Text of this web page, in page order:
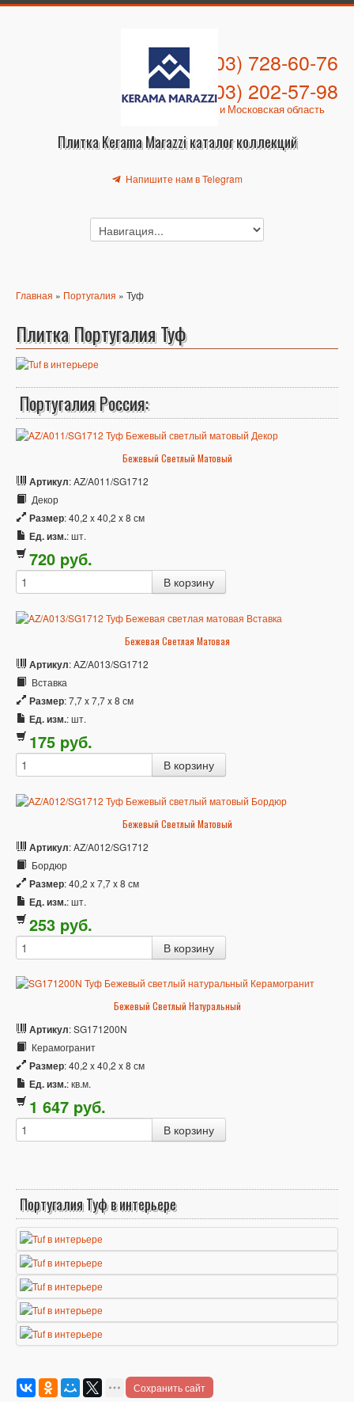
Плитка Kerama Marazzi каталог коллекций
+7 (903) 728-60-76
+7 (903) 202-57-98
Москва и Московская область
Напишите нам в Telegram
Главная » Португалия » Туф
Плитка Португалия Туф
Португалия Россия:
Бежевый Светлый Матовый
Артикул: AZ/A011/SG1712
Декор
Размер: 40,2 x 40,2 x 8 см
Ед. изм.: шт.
720 pуб.
Бежевая Светлая Матовая
Артикул: AZ/A013/SG1712
Вставка
Размер: 7,7 x 7,7 x 8 см
Ед. изм.: шт.
175 pуб.
Бежевый Светлый Матовый
Артикул: AZ/A012/SG1712
Бордюр
Размер: 40,2 x 7,7 x 8 см
Ед. изм.: шт.
253 pуб.
Бежевый Светлый Натуральный
Артикул: SG171200N
Керамогранит
Размер: 40,2 x 40,2 x 8 см
Ед. изм.: кв.м.
1 647 pуб.
Португалия Туф в интерьере
Сохранить сайт